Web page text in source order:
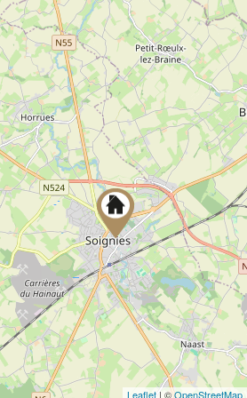
Leaflet | ©OpenStreetMap